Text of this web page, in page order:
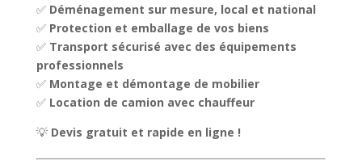
✅ Déménagement sur mesure, local et national
✅ Protection et emballage de vos biens
✅ Transport sécurisé avec des équipements
professionnels
✅ Montage et démontage de mobilier
✅ Location de camion avec chauffeur
💡 Devis gratuit et rapide en ligne !